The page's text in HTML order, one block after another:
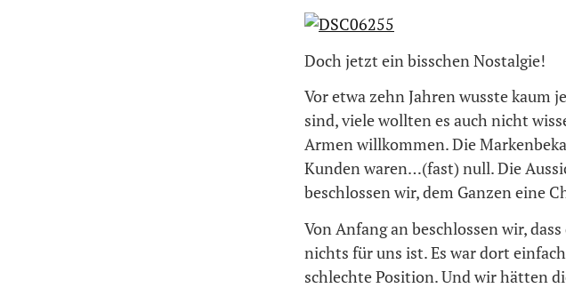
Doch jetzt ein bisschen Nostalgie!
Vor etwa zehn Jahren wusste kaum
sind, viele wollten es auch nicht
Armen willkommen. Die
Kunden waren…(fast) null. Die
beschlossen wir, dem Ganzen eine
Von Anfang an beschlossen wir,
nichts für uns ist. Es war dort
schlechte Position. Und wir hätten